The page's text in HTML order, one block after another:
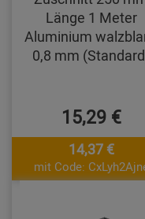
Länge 1 Meter
Aluminium
0,8 mm
15,29 €
14,37 €
mit Code: